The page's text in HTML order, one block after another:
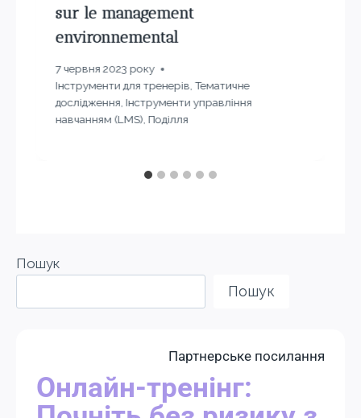
sur le management
environnemental
7 червня 2023 року
Інструменти для тренерів Тематичне
дослідження Інструменти управління
навчанням (LMS) Поділля
Пошук
Пошук
Партнерське посилання
Онлайн-тренінг: